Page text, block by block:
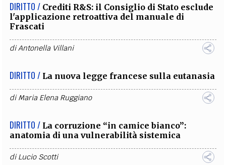
DIRITTO / Crediti R&S: il Consiglio di Stato esclude
l'applicazione retroattiva del manuale di
Frascati
diAntonella Villani
DIRITTO / La nuova legge francese sulla eutanasia
diMaria Elena Ruggiano
DIRITTO / La corruzione “in camice bianco”:
anatomia di una vulnerabilità sistemica
diLucio Scotti